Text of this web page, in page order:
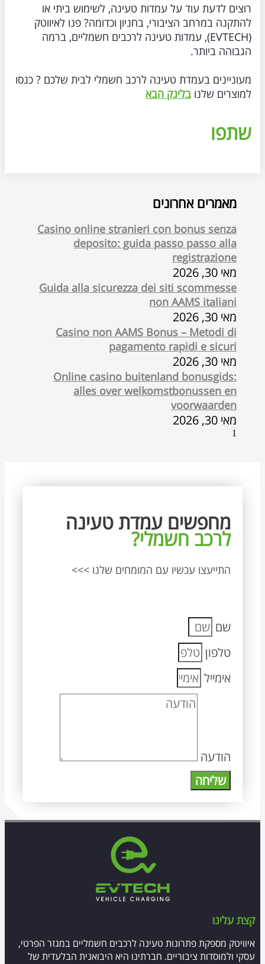
רוצים לדעת עוד על עמדות טעינה, לשימוש ביתי או
להתקנה במרחב הציבורי, בחניון וכדומה? פנו לאיווטק
(EVTECH), עמדות טעינה לרכבים חשמליים, ברמה
הגבוהה ביותר.
מעוניינים בעמדת טעינה לרכב חשמלי לבית שלכם ? כנסו
למוצרים שלנו בלינק הבא
שתפו
מאמרים אחרונים
Casino online stranieri con bonus senza
deposito: guida passo passo alla
registrazione
מאי 30, 2026
Guida alla sicurezza dei siti scommesse
non AAMS italiani
מאי 30, 2026
Casino non AAMS Bonus – Metodi di
pagamento rapidi e sicuri
מאי 30, 2026
Online casino buitenland bonusgids:
alles over welkomstbonussen en
voorwaarden
מאי 30, 2026
מחפשים עמדת טעינה
לרכב חשמלי?
התייעצו עכשיו עם המומחים שלנו >>>
שם
טלפון
אימייל
הודעה
שליחה
קצת עלינו
איוויטק מספקת פתרונות טעינה לרכבים חשמליים במגזר הפרטי,
עסקי ולמוסדות ציבוריים. חברתינו היא היבואנית הבלעדית של